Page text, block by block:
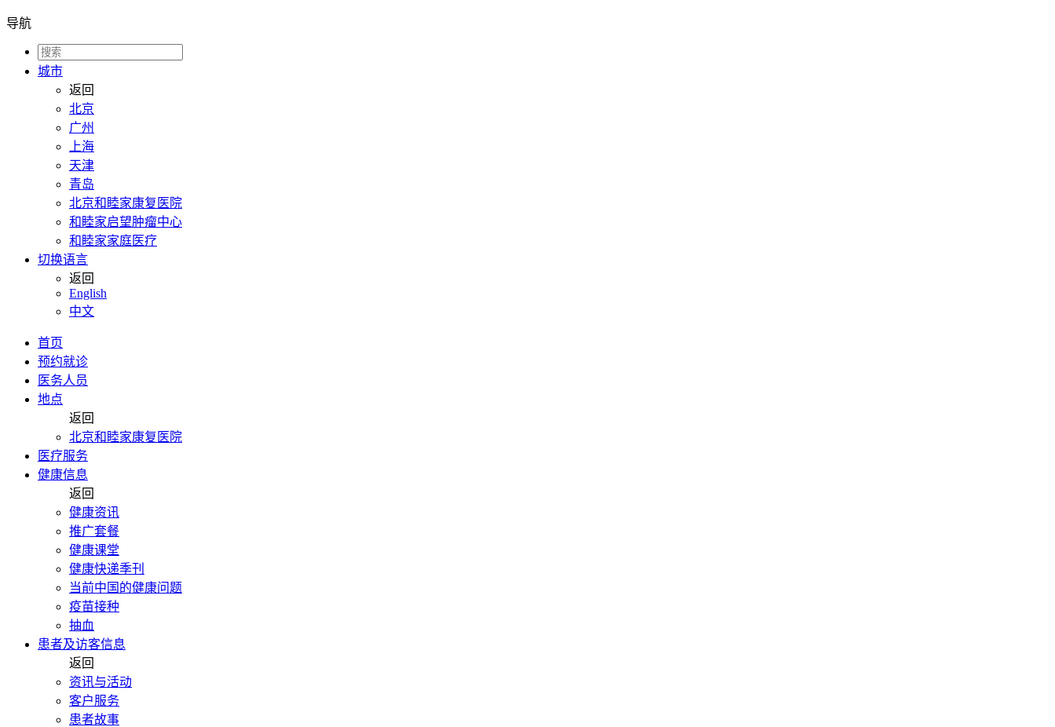
导航
城市
返回
北京
广州
上海
天津
青岛
北京和睦家康复医院
和睦家启望肿瘤中心
和睦家家庭医疗
切换语言
返回
English
中文
首页
预约就诊
医务人员
地点
返回
北京和睦家康复医院
医疗服务
健康信息
返回
健康资讯
推广套餐
健康课堂
健康快递季刊
当前中国的健康问题
疫苗接种
抽血
患者及访客信息
返回
资讯与活动
客户服务
患者故事